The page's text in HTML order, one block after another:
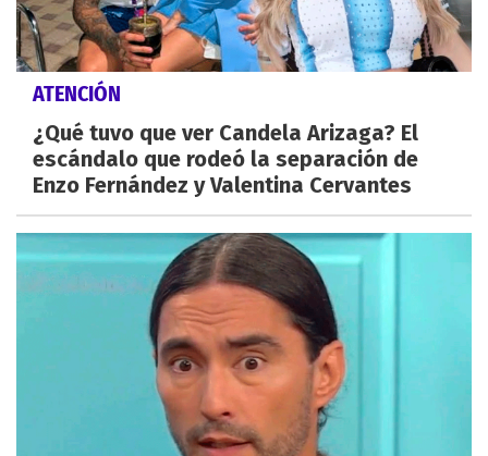
ATENCIÓN
¿Qué tuvo que ver Candela Arizaga? El
escándalo que rodeó la separación de
Enzo Fernández y Valentina Cervantes